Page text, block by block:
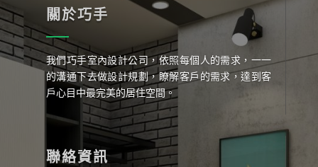
關於巧手
我們巧手室內設計公司，依照每個人的需求，一一
的溝通下去做設計規劃，瞭解客戶的需求，達到客
戶心目中最完美的居住空間。
聯絡資訊